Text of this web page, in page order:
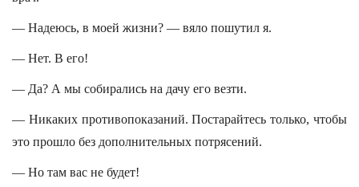
— Надеюсь, в моей жизни? — вяло пошутил я.
— Нет. В его!
— Да? А мы собирались на дачу его везти.
— Никаких противопоказаний. Постарайтесь только, чтобы
это прошло без дополнительных потрясений.
— Но там вас не будет!